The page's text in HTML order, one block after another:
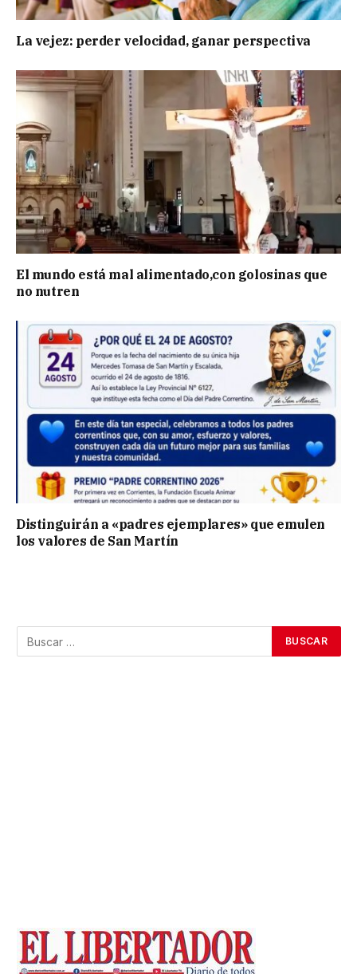
La vejez: perder velocidad, ganar perspectiva
El mundo está mal alimentado,con golosinas que
no nutren
Distinguirán a «padres ejemplares» que emulen
los valores de San Martín